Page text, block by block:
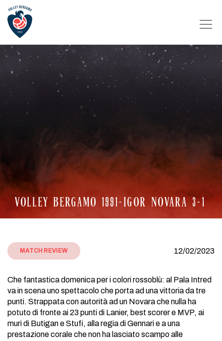
VOLLEY BERGAMO 1991-IGOR NOVARA 3-1
MATCH REVIEW 12/02/2023
Che fantastica domenica per i colori rossoblù: al Pala Intred
va in scena uno spettacolo che porta ad una vittoria da tre
punti. Strappata con autorità ad un Novara che nulla ha
potuto di fronte ai 23 punti di Lanier, best scorer e MVP, ai
muri di Butigan e Stufi, alla regia di Gennari e a una
prestazione corale che non ha lasciato scampo alle